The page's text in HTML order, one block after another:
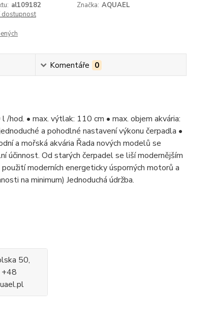
al109182 Značka: AQUAEL
dostupnost
Komentáře 0
• max. výtlak: 110 cm • max. objem akvária:
a pohodlné nastavení výkonu čerpadla •
a mořská akvária Řada nových modelů se
Od starých čerpadel se liší modernějším
moderních energeticky úsporných motorů a
na minimum) Jednoduchá údržba.
50,